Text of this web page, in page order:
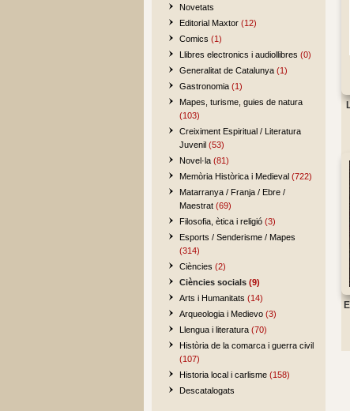
Novetats
Editorial Maxtor (12)
Comics (1)
Llibres electronics i audiollibres (0)
Generalitat de Catalunya (1)
Gastronomia (1)
Mapes, turisme, guies de natura
(103)
Creiximent Espiritual / Literatura
Juvenil (53)
Novel·la (81)
Memòria Històrica i Medieval (722)
Matarranya / Franja / Ebre /
Maestrat (69)
Filosofia, ètica i religió (3)
Esports / Senderisme / Mapes
(314)
Ciències (2)
Ciències socials (9)
Arts i Humanitats (14)
Arqueologia i Medievo (3)
Llengua i literatura (70)
Història de la comarca i guerra civil
(107)
Historia local i carlisme (158)
Descatalogats